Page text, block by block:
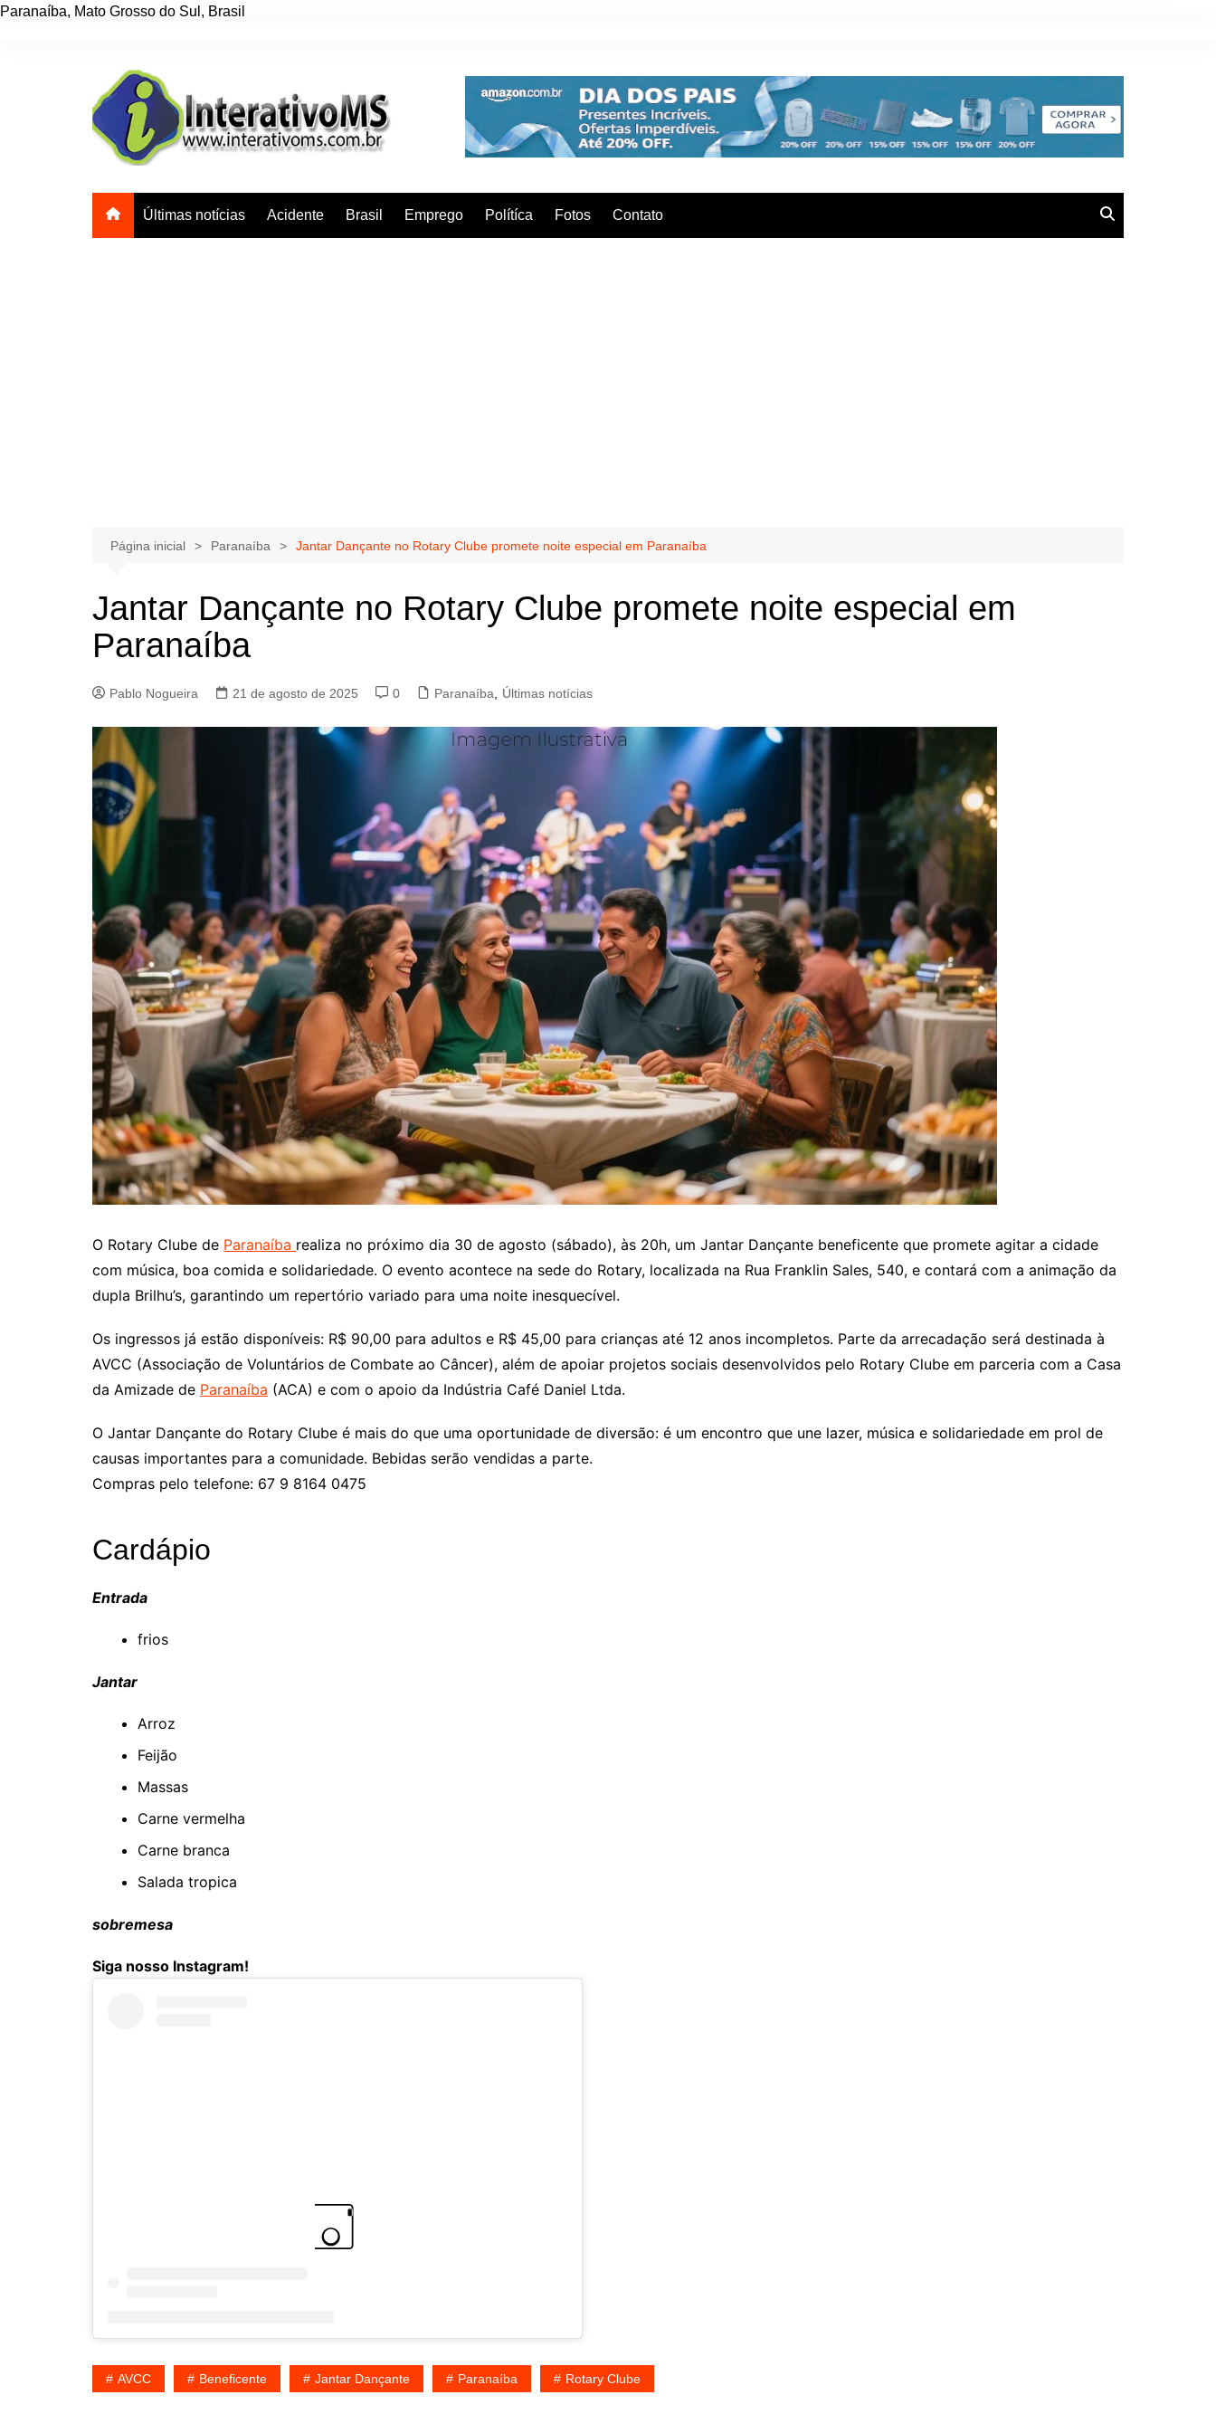
Paranaíba, Mato Grosso do Sul , Brasil
Últimas notícias Acidente Brasil Emprego Polítíca Fotos Contato
Página inicial Paranaíba Jantar Dançante no Rotary Clube promete noite especial em Paranaíba
Jantar Dançante no Rotary Clube promete noite especial em
Paranaíba
Pablo Nogueira 21 de agosto de 2025 0 Paranaíba Últimas notícias
O Rotary Clube de Paranaíba realiza no próximo dia 30 de agosto (sábado), às 20h, um Jantar Dançante beneficente que promete agitar a cidade
com música, boa comida e solidariedade. O evento acontece na sede do Rotary, localizada na Rua Franklin Sales, 540, e contará com a animação da
dupla Brilhu’s, garantindo um repertório variado para uma noite inesquecível.
Os ingressos já estão disponíveis: R$ 90,00 para adultos e R$ 45,00 para crianças até 12 anos incompletos. Parte da arrecadação será destinada à
AVCC (Associação de Voluntários de Combate ao Câncer), além de apoiar projetos sociais desenvolvidos pelo Rotary Clube em parceria com a Casa
da Amizade de Paranaíba (ACA) e com o apoio da Indústria Café Daniel Ltda.
O Jantar Dançante do Rotary Clube é mais do que uma oportunidade de diversão: é um encontro que une lazer, música e solidariedade em prol de
causas importantes para a comunidade. Bebidas serão vendidas a parte.
Compras pelo telefone: 67 9 8164 0475
Cardápio
Entrada
frios
Jantar
Arroz
Feijão
Massas
Carne vermelha
Carne branca
Salada tropica
sobremesa
Siga nosso Instagram!
AVCC Beneficente Jantar Dançante Paranaíba Rotary Clube